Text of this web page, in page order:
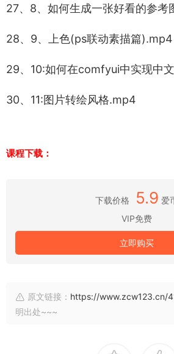
27、8、如何生成一张好看的参
28、9、上色(ps联动素描篇).mp4
29、10:如何在comfyui中实现中
30、11:图片转绘风格.mp4
课程下载：
下载价格 5.9 爱
VIP免费
立即购买
原文链接： https://www.zcw123.cn/
明出处~~~